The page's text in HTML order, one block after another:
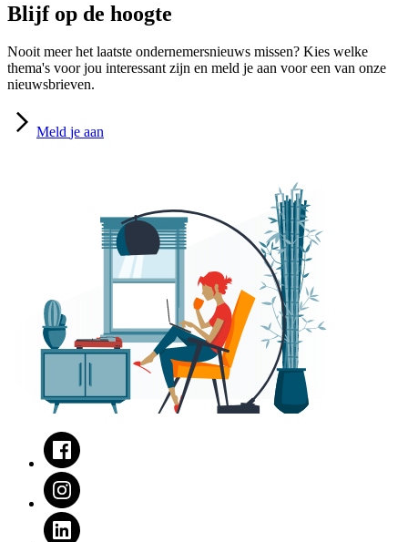
Blijf op de hoogte
Nooit meer het laatste ondernemersnieuws missen? Kies welke
thema's voor jou interessant zijn en meld je aan voor een van onze
nieuwsbrieven.
Meld je aan
Facebook
Instagram
LinkedIn